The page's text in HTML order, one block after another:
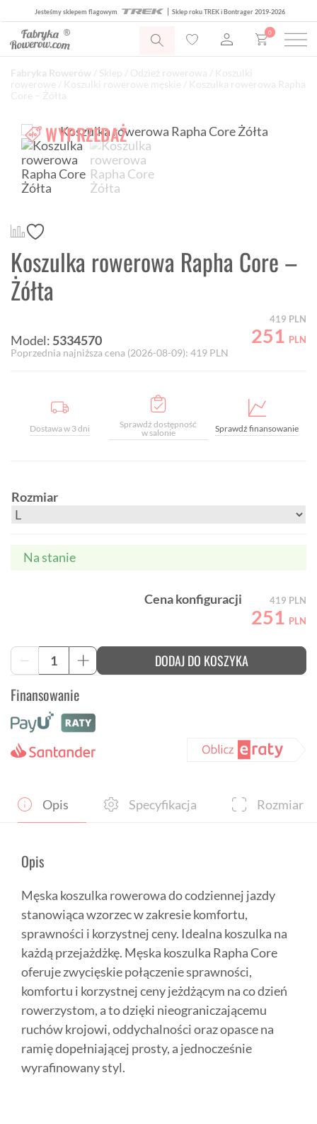
Jesteśmy sklepem flagowym Sklep roku TREK i Bontrager 2019-2026
0
Fabryka Rowerów Sklep Odzież rowerowa
Koszulki
rowerowe
Koszulki rowerowe męskie / Koszulka rowerowa Rapha
Core – Żółta
WYPRZEDAŻ
Koszulka rowerowa Rapha Core –
Żółta
Model: 5334570
419 PLN
251 PLN
Poprzednia najniższa cena (2026-08-09): 419 PLN
Dostawa w 3 dni
Sprawdź dostępność
w salonie
Sprawdź finansowanie
Rozmiar
Na stanie
Cena konfiguracji 419 PLN
251 PLN
-
ilość
Koszulka
Rapha
Core
Żółta
+ DODAJ DO KOSZYKA
Finansowanie
Opis Specyfikacja Rozmiar
Opis
Męska koszulka rowerowa do codziennej jazdy
stanowiąca wzorzec w zakresie komfortu,
sprawności i korzystnej ceny. Idealna koszulka na
każdą przejażdżkę. Męska koszulka Rapha Core
oferuje zwycięskie połączenie sprawności,
komfortu i korzystnej ceny jeżdżącym na co dzień
rowerzystom, a to dzięki nieograniczającemu
ruchów krojowi, oddychalności oraz opasce na
ramię dopełniającej prosty, a jednocześnie
wyrafinowany styl.